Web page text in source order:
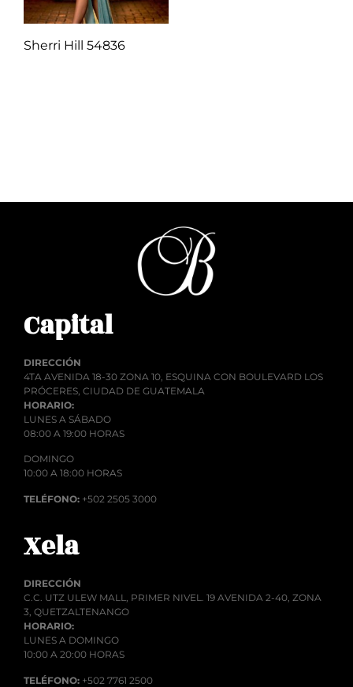
Sherri Hill 54836
Capital
DIRECCIÓN
4TA AVENIDA 18-30 ZONA 10, ESQUINA CON BOULEVARD LOS
PRÓCERES, CIUDAD DE GUATEMALA
HORARIO:
LUNES A SÁBADO
08:00 A 19:00 HORAS
DOMINGO
10:00 A 18:00 HORAS
TELÉFONO: +502 2505 3000
Xela
DIRECCIÓN
C.C. UTZ ULEW MALL, PRIMER NIVEL. 19 AVENIDA 2-40, ZONA
3, QUETZALTENANGO
HORARIO:
LUNES A DOMINGO
10:00 A 20:00 HORAS
TELÉFONO: +502 7761 2500